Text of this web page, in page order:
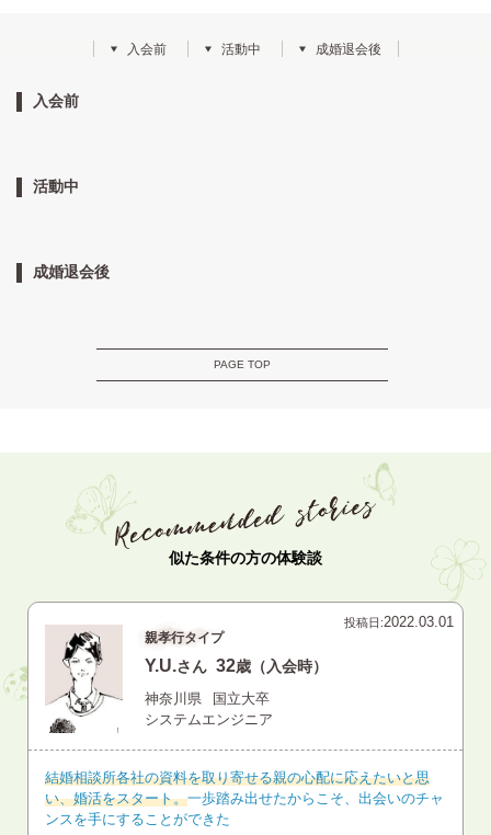
入会前 活動中 成婚退会後
入会前
活動中
成婚退会後
PAGE TOP
似た条件の方の体験談
投稿日:2022.03.01
親孝行タイプ
Y.U.さん 32歳（入会時）
神奈川県
国立大卒
システムエンジニア
結婚相談所各社の資料を取り寄せる親の心配に応えたいと思
い、婚活をスタート。一歩踏み出せたからこそ、出会いのチャ
ンスを手にすることができた